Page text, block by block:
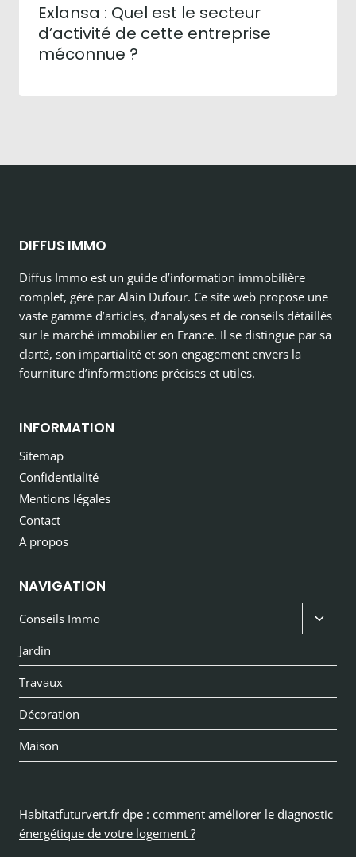
Exlansa : Quel est le secteur
d’activité de cette entreprise
méconnue ?
DIFFUS IMMO
Diffus Immo est un guide d’information immobilière
complet, géré par Alain Dufour. Ce site web propose une
vaste gamme d’articles, d’analyses et de conseils détaillés
sur le marché immobilier en France. Il se distingue par sa
clarté, son impartialité et son engagement envers la
fourniture d’informations précises et utiles.
INFORMATION
Sitemap
Confidentialité
Mentions légales
Contact
A propos
NAVIGATION
Conseils Immo
le
menu
Jardin
Travaux
Décoration
Maison
Habitatfuturvert.fr dpe : comment améliorer le diagnostic
énergétique de votre logement ?